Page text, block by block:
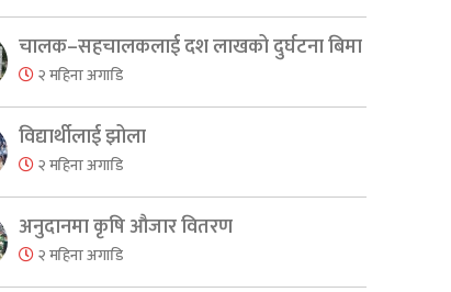
चालक–सहचालकलाई दश लाखको दुर्घटना बिमा
२ महिना अगाडि
विद्यार्थीलाई झोला
२ महिना अगाडि
अनुदानमा कृषि औजार वितरण
२ महिना अगाडि